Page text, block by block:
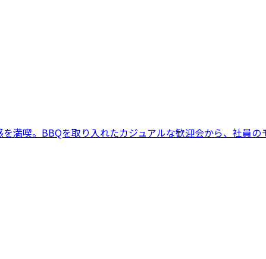
満喫。BBQを取り入れたカジュアルな歓迎会から、社員